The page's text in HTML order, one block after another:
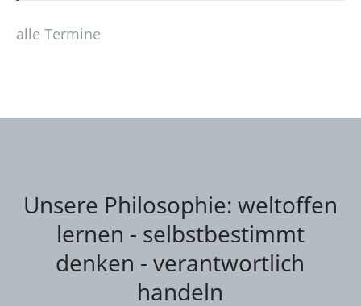
alle Termine
Unsere Philosophie: weltoffen
lernen - selbstbestimmt
denken - verantwortlich
handeln